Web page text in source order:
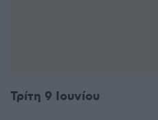
Τρίτη 9 Ιουνίου